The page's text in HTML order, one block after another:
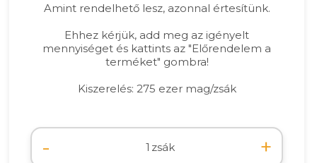
Amint rendelhető lesz, azonnal értesítünk.
Ehhez kérjük, add meg az igényelt
mennyiséget és kattints az "Előrendelem a
terméket" gombra!
Kiszerelés: 275 ezer mag/zsák
- zsák +